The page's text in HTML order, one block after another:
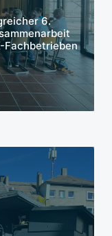
6.
Fachbetrieben